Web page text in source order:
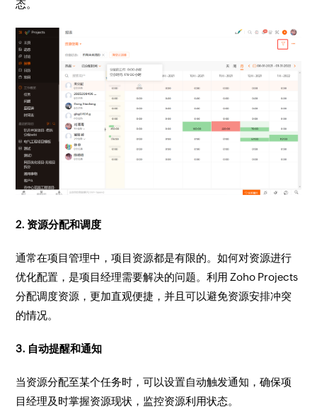
态。
2. 资源分配和调度
通常在项目管理中，项目资源都是有限的。如何对资源进行
优化配置，是项目经理需要解决的问题。利用 Zoho Projects
分配调度资源，更加直观便捷，并且可以避免资源安排冲突
的情况。
3. 自动提醒和通知
当资源分配至某个任务时，可以设置自动触发通知，确保项
目经理及时掌握资源现状，监控资源利用状态。